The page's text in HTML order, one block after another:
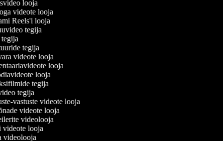
looja
videote looja
Reels'i looja
tegija
tegija
tegija
videote looja
looja
looja
tegija
tegija
vastuste videote looja
videote looja
videolooja
videote looja
videolooja